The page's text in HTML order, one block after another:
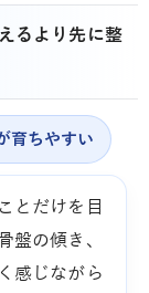
るより先に整
育ちやすい
とだけを目
盤の傾き、
感じながら